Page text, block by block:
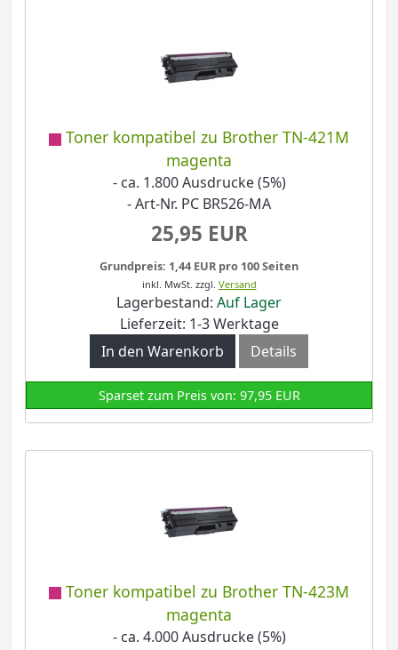
Toner kompatibel zu Brother TN-421M
magenta
- ca. 1.800 Ausdrucke (5%)
- Art-Nr. PC BR526-MA
25,95 EUR
Grundpreis: 1,44 EUR pro 100 Seiten
inkl. MwSt. zzgl. Versand
Lagerbestand: Auf Lager
Lieferzeit: 1-3 Werktage
In den Warenkorb
Details
Sparset zum Preis von: 97,95 EUR
Toner kompatibel zu Brother TN-423M
magenta
- ca. 4.000 Ausdrucke (5%)